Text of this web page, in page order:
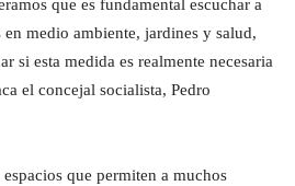
que es fundamental escuchar a
en medio ambiente, jardines y salud,
si esta medida es realmente necesaria
el concejal socialista, Pedro
que permiten a muchos